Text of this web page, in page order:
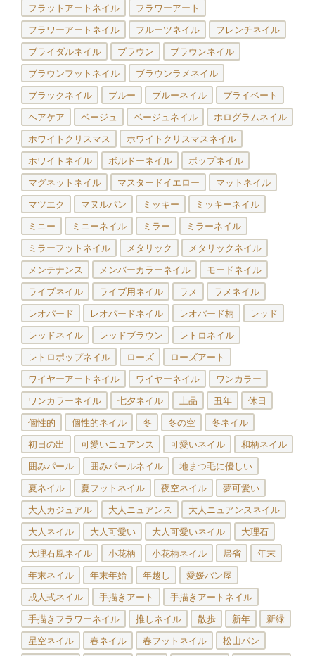
フラットアートネイル フラワーアート
フラワーアートネイル フルーツネイル フレンチネイル
ブライダルネイル ブラウン ブラウンネイル
ブラウンフットネイル ブラウンラメネイル
ブラックネイル ブルー ブルーネイル プライベート
ヘアケア ベージュ ベージュネイル ホログラムネイル
ホワイトクリスマス ホワイトクリスマスネイル
ホワイトネイル ボルドーネイル ポップネイル
マグネットネイル マスタードイエロー マットネイル
マツエク マヌルパン ミッキー ミッキーネイル
ミニー ミニーネイル ミラー ミラーネイル
ミラーフットネイル メタリック メタリックネイル
メンテナンス メンバーカラーネイル モードネイル
ライブネイル ライブ用ネイル ラメ ラメネイル
レオパード レオパードネイル レオパード柄 レッド
レッドネイル レッドブラウン レトロネイル
レトロポップネイル ローズ ローズアート
ワイヤーアートネイル ワイヤーネイル ワンカラー
ワンカラーネイル 七夕ネイル 上品 丑年 休日
個性的 個性的ネイル 冬 冬の空 冬ネイル
初日の出 可愛いニュアンス 可愛いネイル 和柄ネイル
囲みパール 囲みパールネイル 地まつ毛に優しい
夏ネイル 夏フットネイル 夜空ネイル 夢可愛い
大人カジュアル 大人ニュアンス 大人ニュアンスネイル
大人ネイル 大人可愛い 大人可愛いネイル 大理石
大理石風ネイル 小花柄 小花柄ネイル 帰省 年末
年末ネイル 年末年始 年越し 愛媛パン屋
成人式ネイル 手描きアート 手描きアートネイル
手描きフラワーネイル 推しネイル 散歩 新年 新緑
星空ネイル 春ネイル 春フットネイル 松山パン